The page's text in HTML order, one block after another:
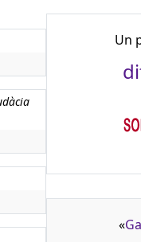
Un
«